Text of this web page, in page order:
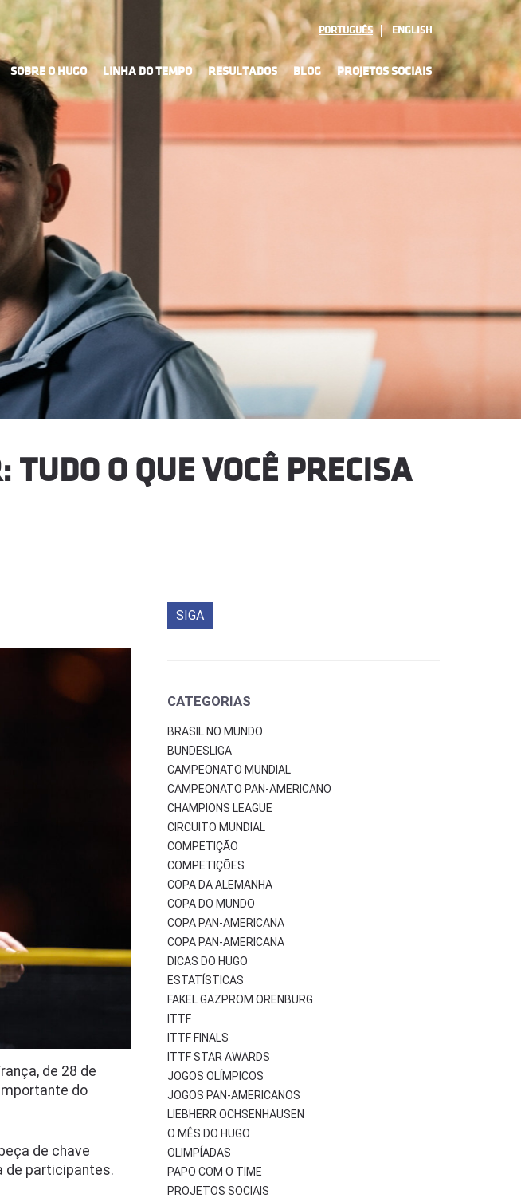
PORTUGUÊS ENGLISH
SOBRE O HUGO LINHA DO TEMPO RESULTADOS BLOG PROJETOS SOCIAIS
O QUE VOCÊ PRECISA
de 28 de
do
de chave
de participantes.
SIGA
CATEGORIAS
BRASIL NO MUNDO
BUNDESLIGA
CAMPEONATO MUNDIAL
CAMPEONATO PAN-AMERICANO
CHAMPIONS LEAGUE
CIRCUITO MUNDIAL
COMPETIÇÃO
COMPETIÇÕES
COPA DA ALEMANHA
COPA DO MUNDO
COPA PAN-AMERICANA
COPA PAN-AMERICANA
DICAS DO HUGO
ESTATÍSTICAS
FAKEL GAZPROM ORENBURG
ITTF
ITTF FINALS
ITTF STAR AWARDS
JOGOS OLÍMPICOS
JOGOS PAN-AMERICANOS
LIEBHERR OCHSENHAUSEN
O MÊS DO HUGO
OLIMPÍADAS
PAPO COM O TIME
PROJETOS SOCIAIS